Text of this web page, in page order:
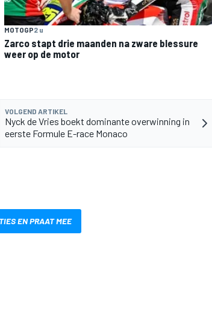
MOTOGP2 u
Zarco stapt drie maanden na zware blessure
weer op de motor
VOLGEND ARTIKEL
Nyck de Vries boekt dominante overwinning in
eerste Formule E-race Monaco
EN PRAAT MEE